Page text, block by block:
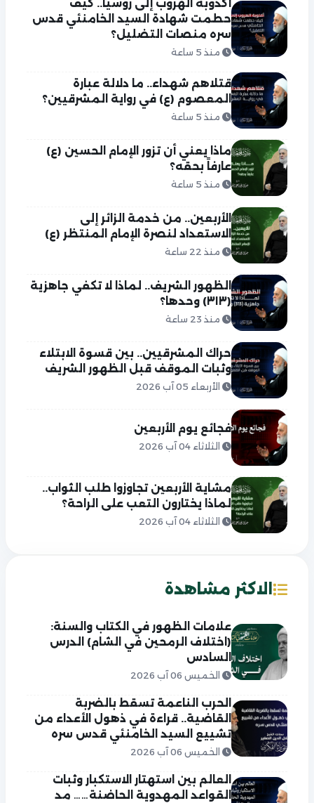
أكذوبة الهروب إلى روسيا.. كيف
حطمت شهادة السيد الخامنئي قدس
سره منصات التضليل؟
منذ 5 ساعة
قتلاهم شهداء.. ما دلالة عبارة
المعصوم (ع) في رواية المشرقيين؟
منذ 5 ساعة
ماذا يعني أن تزور الإمام الحسين (ع)
عارفاً بحقه؟
منذ 5 ساعة
الأربعين.. من خدمة الزائر إلى
الاستعداد لنصرة الإمام المنتظر (ع)
منذ 22 ساعة
الظهور الشريف.. لماذا لا تكفي جاهزية
(٣١٣) وحدها؟
منذ 23 ساعة
حراك المشرقيين.. بين قسوة الابتلاء
وثبات الموقف قبل الظهور الشريف
الأربعاء 05 آب 2026
فجائع يوم الأربعين
الثلاثاء 04 آب 2026
مشاية الأربعين تجاوزوا طلب الثواب..
لماذا يختارون التعب على الراحة؟
الثلاثاء 04 آب 2026
الاكثر مشاهدة
علامات الظهور في الكتاب والسنة:
(اختلاف الرمحين في الشام) الدرس
السادس
الخميس 06 آب 2026
الحرب الناعمة تسقط بالضربة
القاضية.. قراءة في ذهول الأعداء من
تشييع السيد الخامنئي قدس سره
الخميس 06 آب 2026
العالم بين استهتار الاستكبار وثبات
القواعد المهدوية الحاضنة…… مد